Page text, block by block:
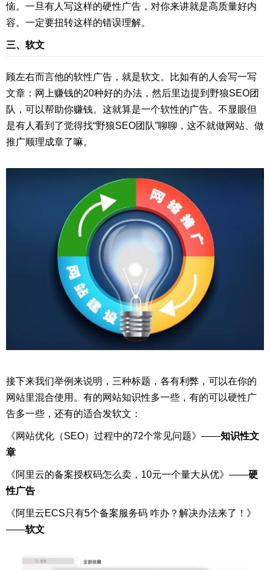
恼。一旦有人写这样的硬性广告，对你来讲就是高质量好内
容。一定要扭转这样的错误理解。
三、软文
顾左右而言他的软性广告，就是软文。比如有的人会写一写
文章：网上赚钱的20种好的办法，然后里边提到野狼SEO团
队，可以帮助你赚钱。这就算是一个软性的广告。不显眼但
是有人看到了觉得找“野狼SEO团队”聊聊，这不就做网站、做
推广顺理成章了嘛。
接下来我们举例来说明，三种标题，各有利弊，可以在你的
网站里混合使用。有的网站知识性多一些，有的可以硬性广
告多一些，还有的适合发软文：
《网站优化（SEO）过程中的72个常见问题》——知识性文
章
《阿里云的备案授权码怎么卖，10元一个量大从优》——硬
性广告
《阿里云ECS只有5个备案服务码 咋办？解决办法来了！》
——软文